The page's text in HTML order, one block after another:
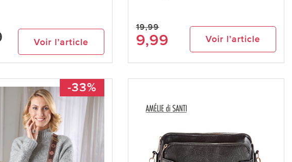
Voir l’article
19,99
9,99 Voir l’article
-33%